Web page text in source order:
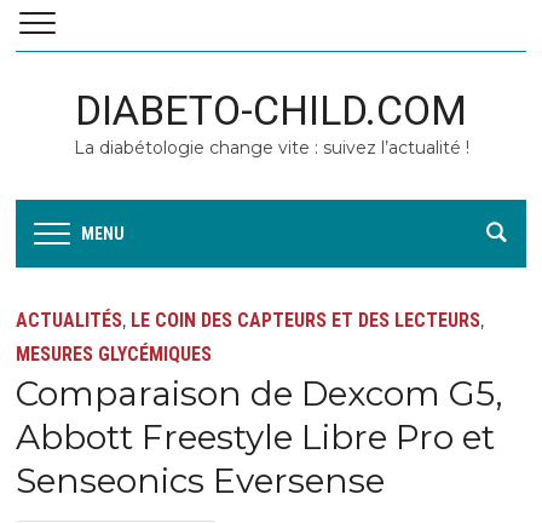
DIABETO-CHILD.COM
La diabétologie change vite : suivez l’actualité !
MENU
ACTUALITÉS, LE COIN DES CAPTEURS ET DES LECTEURS,
MESURES GLYCÉMIQUES
Comparaison de Dexcom G5,
Abbott Freestyle Libre Pro et
Senseonics Eversense